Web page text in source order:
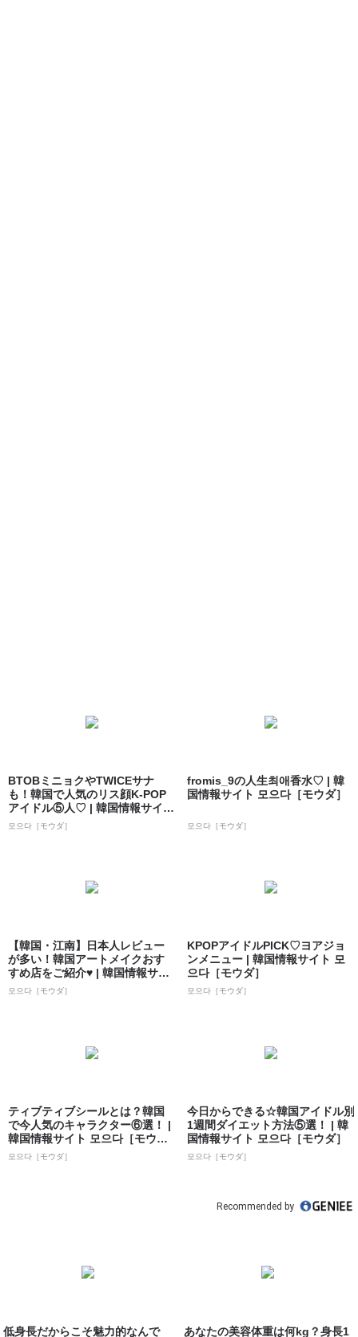
BTOBミニョクやTWICEサナ
も！韓国で人気のリス顔K-POP
アイドル⑤人♡ | 韓国情報サイ
ト...
모으다［モウダ］
fromis_9の人生최애香水♡ | 韓
国情報サイト 모으다［モウダ］
모으다［モウダ］
【韓国・江南】日本人レビュー
が多い！韓国アートメイクおす
すめ店をご紹介♥ | 韓国情報サイ
ト 모으...
모으다［モウダ］
KPOPアイドルPICK♡ヨアジョ
ンメニュー | 韓国情報サイト 모
으다［モウダ］
모으다［モウダ］
ティブティブシールとは？韓国
で今人気のキャラクター⑥選！ |
韓国情報サイト 모으다［モウ
ダ］
모으다［モウダ］
今日からできる☆韓国アイドル別
1週間ダイエット方法⑤選！ | 韓
国情報サイト 모으다［モウダ］
모으다［モウダ］
Recommended by
低身長だからこそ魅力的なんで あなたの美容体重は何kg？身長1